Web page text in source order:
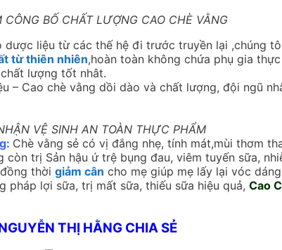
CÔNG BỐ CHẤT LƯỢNG CAO CHÈ VẰNG
dược liệu từ các thế hệ đi trước truyền lại ,chúng
từ thiên nhiên,hoàn toàn không chứa phụ gia
lượng tốt nhât.
– Cao chè vằng dồi dào và chất lượng, đội ngũ
VỆ SINH AN TOÀN THỰC PHẨM
Chè vằng sẻ có vị đắng nhẹ, tính mát,mùi thơm
còn trị Sản hậu ứ trệ bụng đau, viêm tuyến sữa,
thời giảm cân cho mẹ giúp mẹ lấy lại vóc
lợi sữa, trị mất sữa, thiếu sữa hiệu quả, Cao
THỊ HẰNG CHIA SẺ